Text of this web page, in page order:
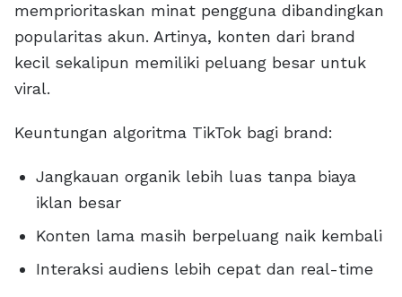
memprioritaskan minat pengguna dibandingkan
popularitas akun. Artinya, konten dari brand
kecil sekalipun memiliki peluang besar untuk
viral.
Keuntungan algoritma TikTok bagi brand:
Jangkauan organik lebih luas tanpa biaya
iklan besar
Konten lama masih berpeluang naik kembali
Interaksi audiens lebih cepat dan real-time